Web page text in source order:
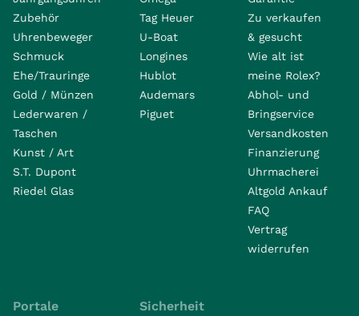
Zubehör
Uhrenbeweger
Schmuck
Ehe/Trauringe
Gold / Münzen
Lederwaren /
Taschen
Kunst / Art
S.T. Dupont
Riedel Glas
Tag Heuer
U-Boat
Longines
Hublot
Audemars
Piguet
Zu verkaufen
& gesucht
Wie alt ist
meine Rolex?
Abhol- und
Bringservice
Versandkosten
Finanzierung
Uhrmacherei
Altgold Ankauf
FAQ
Vertrag
widerrufen
Portale Sicherheit